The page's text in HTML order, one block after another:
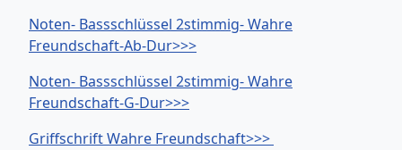
Noten- Bassschlüssel 2stimmig- Wahre
Freundschaft-Ab-Dur>>>
Noten- Bassschlüssel 2stimmig- Wahre
Freundschaft-G-Dur>>>
Griffschrift Wahre Freundschaft>>>